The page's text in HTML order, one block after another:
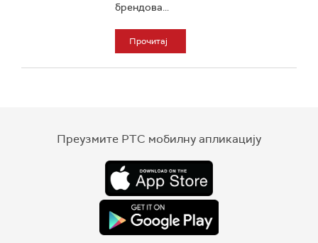
брендова...
Прочитај
Преузмите РТС мобилну апликацију